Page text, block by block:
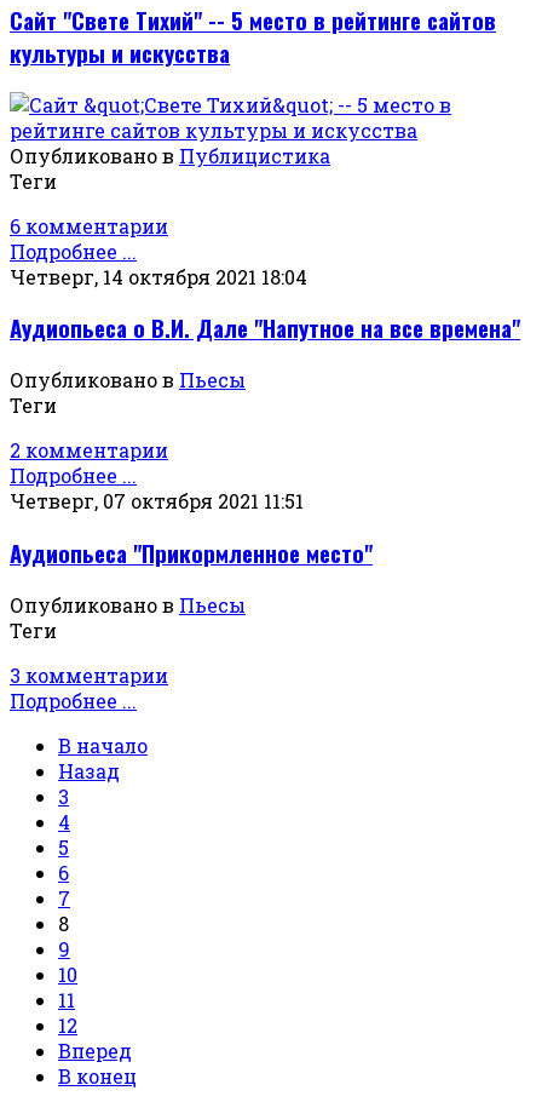
Сайт "Свете Тихий" -- 5 место в рейтинге сайтов
культуры и искусства
Опубликовано в Публицистика
Теги
6 комментарии
Подробнее ...
Четверг, 14 октября 2021 18:04
Аудиопьеса о В.И. Дале "Напутное на все времена"
Опубликовано в Пьесы
Теги
2 комментарии
Подробнее ...
Четверг, 07 октября 2021 11:51
Аудиопьеса "Прикормленное место"
Опубликовано в Пьесы
Теги
3 комментарии
Подробнее ...
В начало
Назад
3
4
5
6
7
8
9
10
11
12
Вперед
В конец